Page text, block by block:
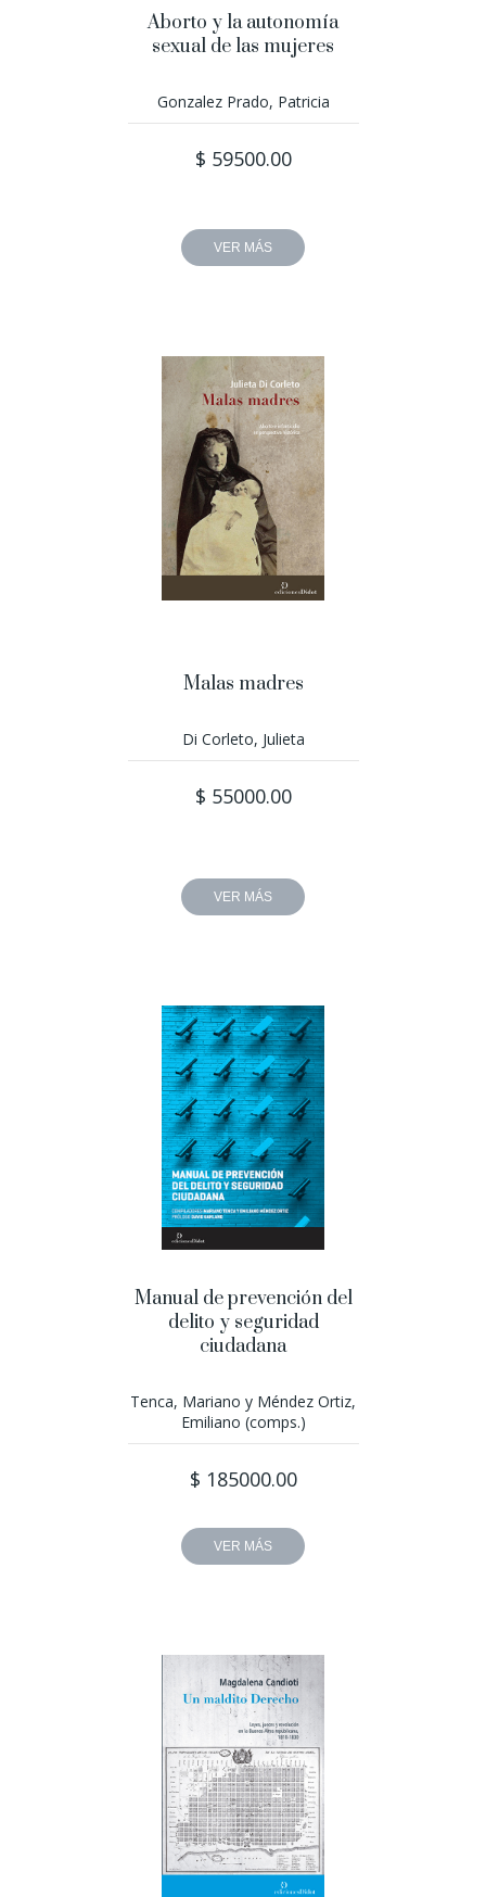
Aborto y la autonomía
sexual de las mujeres
Gonzalez Prado, Patricia
$ 59500.00
VER MÁS
Malas madres
Di Corleto, Julieta
$ 55000.00
VER MÁS
Manual de prevención del
delito y seguridad
ciudadana
Tenca, Mariano y Méndez Ortiz,
Emiliano (comps.)
$ 185000.00
VER MÁS